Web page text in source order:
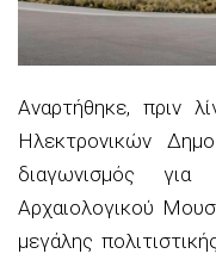
Aναρτήθηκε, πριν
Ηλεκτρονικών
διαγωνισμός
Αρχαιολογικού
μεγάλης